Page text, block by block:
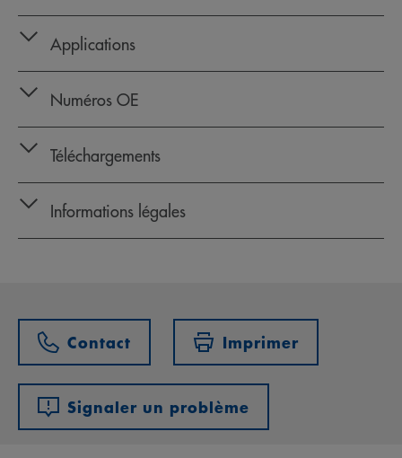
Applications
Numéros OE
Téléchargements
Informations légales
Contact Imprimer
Signaler un problème